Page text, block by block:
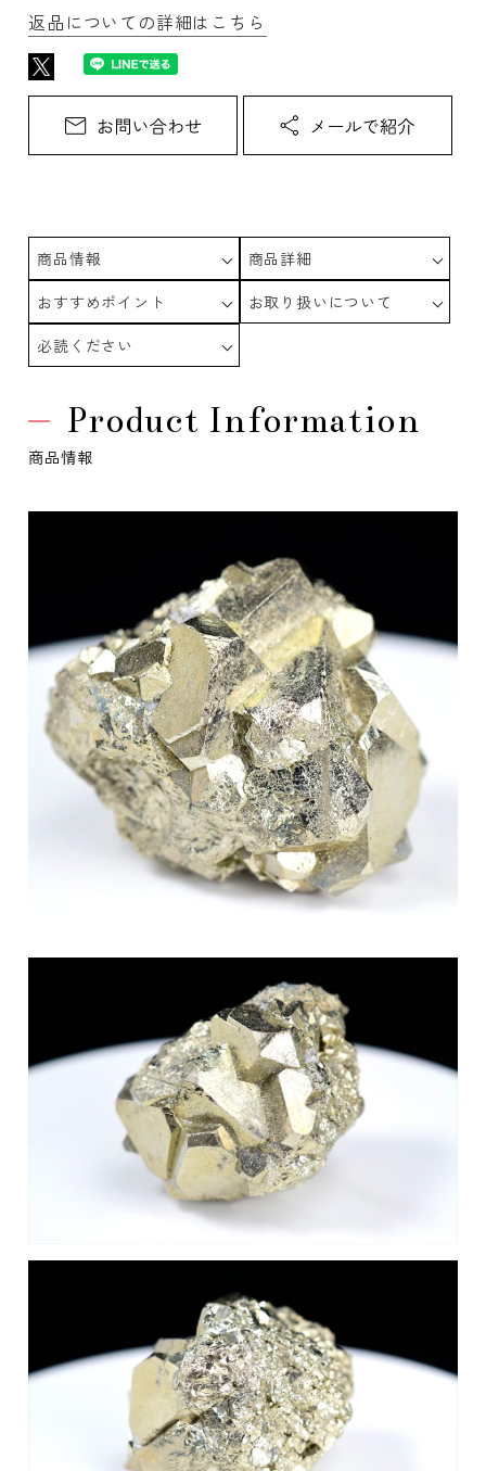
返品についての詳細はこちら
商品情報
商品詳細
おすすめポイント
お取り扱いについて
必読ください
Product Information
商品情報